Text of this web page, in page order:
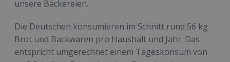
unsere Bäckereien.
Die Deutschen konsumieren im Schnitt rund 56 kg
Brot und Backwaren pro Haushalt und Jahr. Das
entspricht umgerechnet einem Tageskonsum von